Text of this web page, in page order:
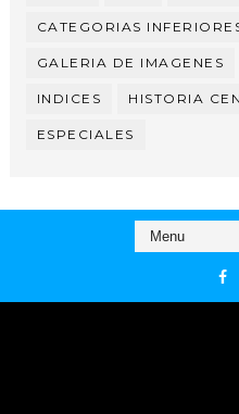
CATEGORIAS
GALERIA DE IMAGENES
INDICES HISTORIA
ESPECIALES